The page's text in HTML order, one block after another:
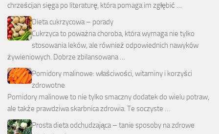
chrześcijan sięga po literaturę, która pomaga im zgłębić …
Dieta cukrzycowa – porady
Cukrzyca to poważna choroba, która wymaga nie tylko
stosowania leków, ale również odpowiednich nawyków
żywieniowych. Dobrze zbilansowana …
Pomidory malinowe: właściwości, witaminy i korzyści
zdrowotne
Pomidory malinowe to nie tylko smaczny dodatek do wielu potraw,
ale także prawdziwa skarbnica zdrowia. Te soczyste …
Prosta dieta odchudzająca – tanie sposoby na zdrowe